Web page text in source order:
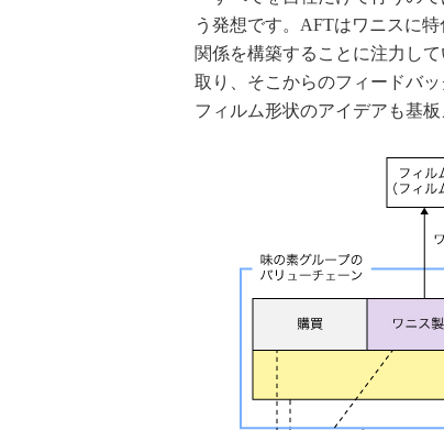
う発想です。AFTはワニスに
関係を構築することに注力し
取り、そこからのフィードバ
フィルム形状のアイデアも基